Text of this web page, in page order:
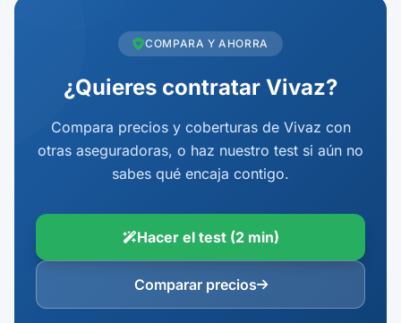
COMPARA Y AHORRA
¿Quieres contratar Vivaz?
Compara precios y coberturas de Vivaz con
otras aseguradoras, o haz nuestro test si aún no
sabes qué encaja contigo.
Hacer el test (2 min)
Comparar precios